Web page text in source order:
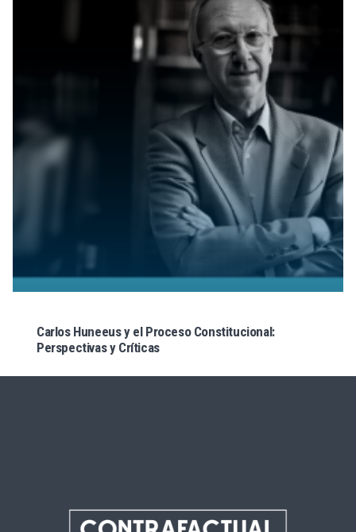
Carlos Huneeus y el Proceso Constitucional:
Perspectivas y Críticas